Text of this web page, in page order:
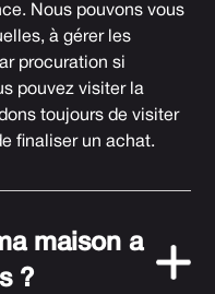
Nous pouvons vous
à gérer les
procuration si
pouvez visiter la
toujours de visiter
finaliser un achat.
maison a
?